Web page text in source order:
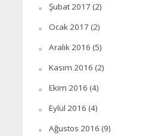
Şubat 2017 (2)
Ocak 2017 (2)
Aralık 2016 (5)
Kasım 2016 (2)
Ekim 2016 (4)
Eylül 2016 (4)
Ağustos 2016 (9)